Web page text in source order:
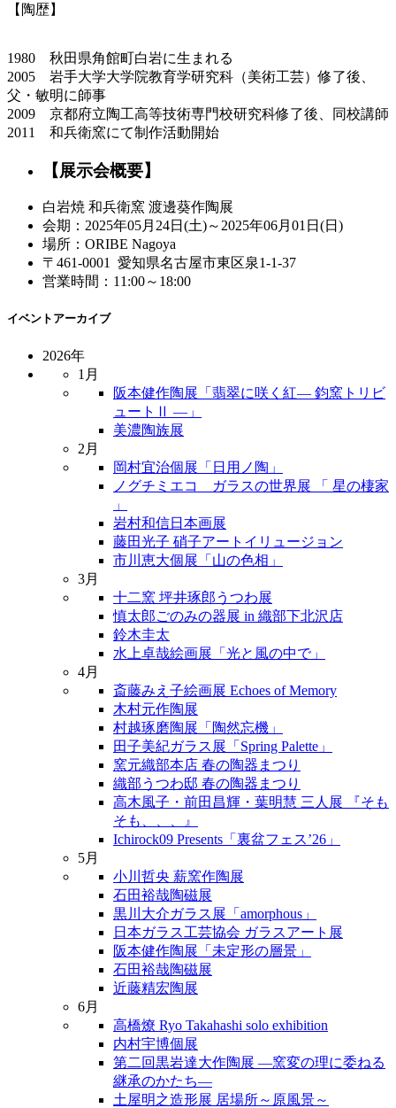
【陶歴】
1980 秋田県角館町白岩に生まれる
2005 岩手大学大学院教育学研究科（美術工芸）修了後、
父・敏明に師事
2009 京都府立陶工高等技術専門校研究科修了後、同校講師
2011 和兵衛窯にて制作活動開始
【展示会概要】
白岩焼 和兵衛窯 渡邊葵作陶展
会期：2025年05月24日(土)～2025年06月01日(日)
場所：ORIBE Nagoya
〒461-0001 愛知県名古屋市東区泉1-1-37
営業時間：11:00～18:00
イベントアーカイブ
2026年
1月
阪本健作陶展「翡翠に咲く紅― 鈞窯トリビ
ュートⅡ ―」
美濃陶族展
2月
岡村宜治個展「日用ノ陶」
ノグチミエコ ガラスの世界展 「 星の棲家
」
岩村和信日本画展
藤田光子 硝子アートイリュージョン
市川恵大個展「山の色相」
3月
十二窯 坪井琢郎うつわ展
慎太郎ごのみの器展 in 織部下北沢店
鈴木圭太
水上卓哉絵画展「光と風の中で」
4月
斎藤みえ子絵画展 Echoes of Memory
木村元作陶展
村越琢磨陶展「陶然忘機」
田子美紀ガラス展「Spring Palette」
窯元織部本店 春の陶器まつり
織部うつわ邸 春の陶器まつり
高木風子・前田昌輝・葉明慧 三人展 『そも
そも、、、』
Ichirock09 Presents「裏盆フェス’26」
5月
小川哲央 薪窯作陶展
石田裕哉陶磁展
黒川大介ガラス展「amorphous」
日本ガラス工芸協会 ガラスアート展
阪本健作陶展「未定形の層景」
石田裕哉陶磁展
近藤精宏陶展
6月
高橋燎 Ryo Takahashi solo exhibition
内村宇博個展
第二回黒岩達大作陶展 ―窯変の理に委ねる
継承のかたち―
土屋明之造形展 居場所～原風景～